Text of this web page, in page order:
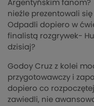
Argentyńskim
nieźle prezentowali
Odpadli dopiero w
finalistą rozgrywek-
dzisiaj?
Godoy Cruz z kolei
przygotowawczy i
dopiero co
zawiedli, nie